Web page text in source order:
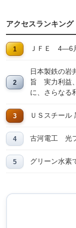
アクセスランキング
ＪＦＥ 4―6
日本製鉄の岩
旨 実力利益
に、さらなる
ＵＳスチー
古河電工 光
グリーン水素